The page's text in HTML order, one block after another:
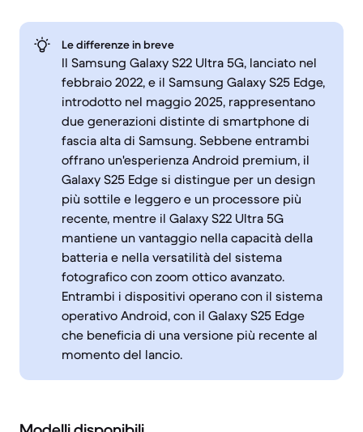
Le differenze in breve
Il Samsung Galaxy S22 Ultra 5G, lanciato nel
febbraio 2022, e il Samsung Galaxy S25 Edge,
introdotto nel maggio 2025, rappresentano
due generazioni distinte di smartphone di
fascia alta di Samsung. Sebbene entrambi
offrano un'esperienza Android premium, il
Galaxy S25 Edge si distingue per un design
più sottile e leggero e un processore più
recente, mentre il Galaxy S22 Ultra 5G
mantiene un vantaggio nella capacità della
batteria e nella versatilità del sistema
fotografico con zoom ottico avanzato.
Entrambi i dispositivi operano con il sistema
operativo Android, con il Galaxy S25 Edge
che beneficia di una versione più recente al
momento del lancio.